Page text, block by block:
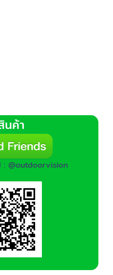
นค้า
@outdoorvision